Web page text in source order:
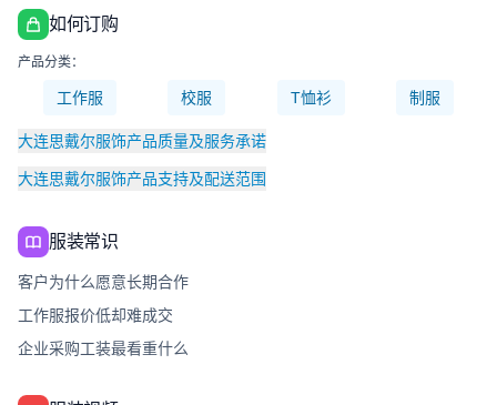
如何订购
产品分类：
工作服 校服 T恤衫 制服
大连思戴尔服饰产品质量及服务承诺
大连思戴尔服饰产品支持及配送范围
服装常识
客户为什么愿意长期合作
工作服报价低却难成交
企业采购工装最看重什么